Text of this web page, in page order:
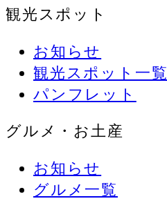
観光スポット
お知らせ
観光スポット一覧
パンフレット
グルメ・お土産
お知らせ
グルメ一覧